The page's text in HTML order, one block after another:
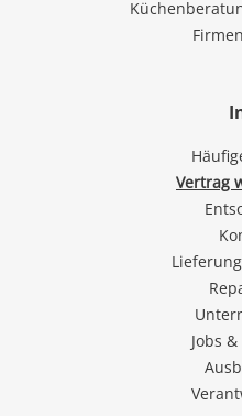
Vertrag
Jobs